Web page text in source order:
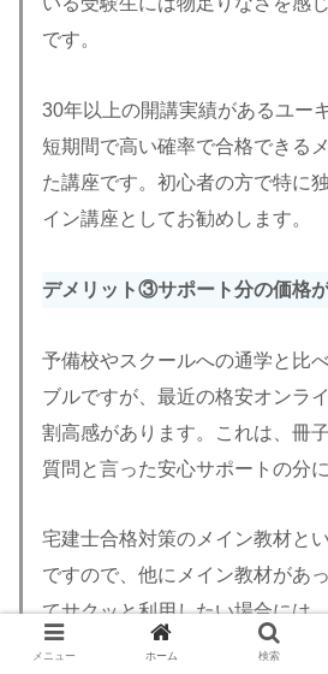
です。
30年以上の開講実績があるユー
短期間で高い確率で合格できる
た講座です。初心者の方で特に
イン講座としてお勧めします。
デメリット③サポート分の価格
予備校やスクールへの通学と比
ブルですが、最近の格安オンラ
割高感があります。これは、冊
質問と言った安心サポートの分
宅建士合格対策のメイン教材と
ですので、他にメイン教材があ
てサクッと利用したい場合には
座を選択するのが良いと思います
メニュー ホーム 検索